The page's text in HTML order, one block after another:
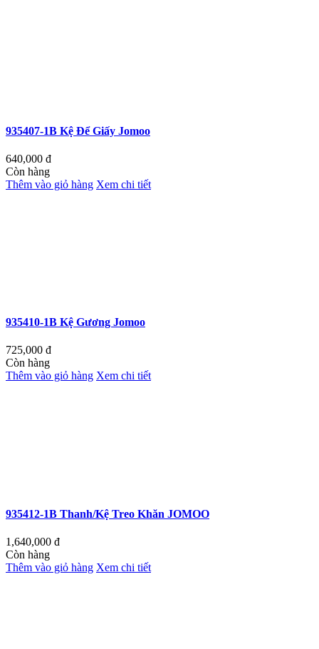
935407-1B Kệ Để Giấy Jomoo
640,000 đ
Còn hàng
Thêm vào giỏ hàng Xem chi tiết
935410-1B Kệ Gương Jomoo
725,000 đ
Còn hàng
Thêm vào giỏ hàng Xem chi tiết
935412-1B Thanh/Kệ Treo Khăn JOMOO
1,640,000 đ
Còn hàng
Thêm vào giỏ hàng Xem chi tiết